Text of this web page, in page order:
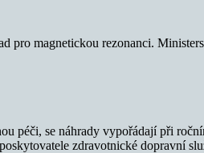
magnetickou rezonanci.
péči, se náhrady vypořádají při
zdravotnické dopravní